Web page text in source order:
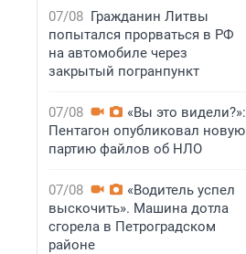
07/08 Гражданин Литвы
попытался прорваться в РФ
на автомобиле через
закрытый погранпункт
07/08
«Вы это видели?»:
Пентагон опубликовал новую
партию файлов об НЛО
07/08
«Водитель успел
выскочить». Машина дотла
сгорела в Петроградском
районе